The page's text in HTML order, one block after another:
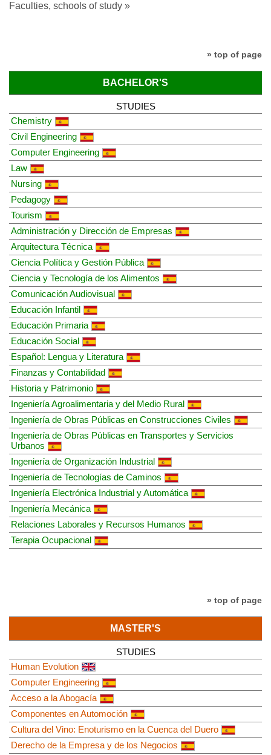
Faculties, schools of study »
» top of page
BACHELOR'S
STUDIES
Chemistry
Civil Engineering
Computer Engineering
Law
Nursing
Pedagogy
Tourism
Administración y Dirección de Empresas
Arquitectura Técnica
Ciencia Política y Gestión Pública
Ciencia y Tecnología de los Alimentos
Comunicación Audiovisual
Educación Infantil
Educación Primaria
Educación Social
Español: Lengua y Literatura
Finanzas y Contabilidad
Historia y Patrimonio
Ingeniería Agroalimentaria y del Medio Rural
Ingeniería de Obras Públicas en Construcciones Civiles
Ingeniería de Obras Públicas en Transportes y Servicios
Urbanos
Ingeniería de Organización Industrial
Ingeniería de Tecnologías de Caminos
Ingeniería Electrónica Industrial y Automática
Ingeniería Mecánica
Relaciones Laborales y Recursos Humanos
Terapia Ocupacional
» top of page
MASTER'S
STUDIES
Human Evolution
Computer Engineering
Acceso a la Abogacía
Componentes en Automoción
Cultura del Vino: Enoturismo en la Cuenca del Duero
Derecho de la Empresa y de los Negocios